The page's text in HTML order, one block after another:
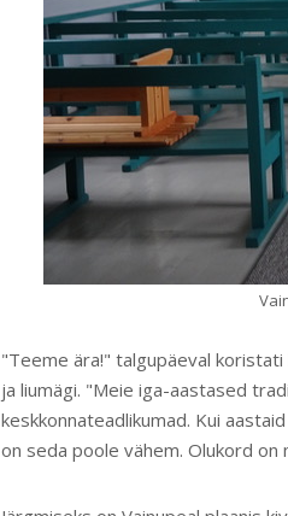
"Teeme ära!" talgupäeval
ja liumägi. "Meie iga-aastased
keskkonnateadlikumad. Kui
on seda poole vähem. Olukord on